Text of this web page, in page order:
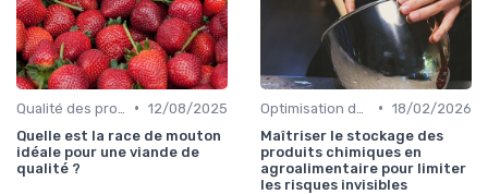
• 12/08/2025
Quelle est la race de mouton
idéale pour une viande de
qualité ?
• 18/02/2026
Maîtriser le stockage des
produits chimiques en
agroalimentaire pour limiter
les risques invisibles